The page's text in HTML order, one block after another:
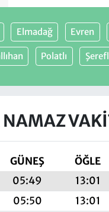
Elmadağ Evren
Polatlı
GÜNEŞ ÖĞLE
05:49 13:01
05:50 13:01